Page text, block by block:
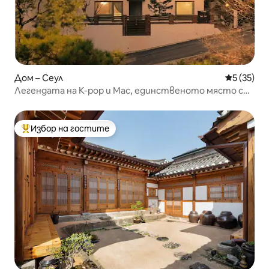
Дом – Сеул Средна
5 (35)
Легендата на K-pop и Mac, единственото място с
планината, дворец „Гьонгбок“, къща на архитект
Най-популярен избор на гостите
Избор на гостите